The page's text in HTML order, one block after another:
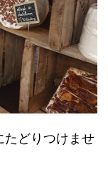
たどりつけませ